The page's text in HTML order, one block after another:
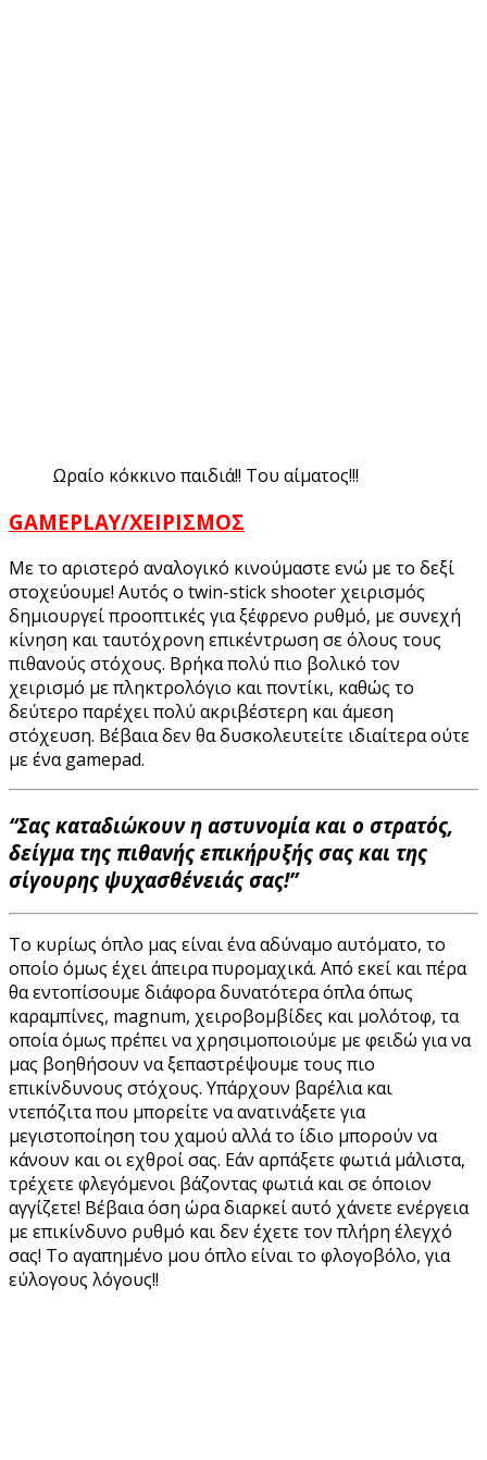
Ωραίο κόκκινο παιδιά!! Του αίματος!!!
GAMEPLAY/ΧΕΙΡΙΣΜΟΣ
Με το αριστερό αναλογικό κινούμαστε ενώ με το δεξί
στοχεύουμε! Αυτός ο twin-stick shooter χειρισμός
δημιουργεί προοπτικές για ξέφρενο ρυθμό, με συνεχή
κίνηση και ταυτόχρονη επικέντρωση σε όλους τους
πιθανούς στόχους. Βρήκα πολύ πιο βολικό τον
χειρισμό με πληκτρολόγιο και ποντίκι, καθώς το
δεύτερο παρέχει πολύ ακριβέστερη και άμεση
στόχευση. Βέβαια δεν θα δυσκολευτείτε ιδιαίτερα ούτε
με ένα gamepad.
“Σας καταδιώκουν η αστυνομία και ο στρατός,
δείγμα της πιθανής επικήρυξής σας και της
σίγουρης ψυχασθένειάς σας!”
Το κυρίως όπλο μας είναι ένα αδύναμο αυτόματο, το
οποίο όμως έχει άπειρα πυρομαχικά. Από εκεί και πέρα
θα εντοπίσουμε διάφορα δυνατότερα όπλα όπως
καραμπίνες, magnum, χειροβομβίδες και μολότοφ, τα
οποία όμως πρέπει να χρησιμοποιούμε με φειδώ για να
μας βοηθήσουν να ξεπαστρέψουμε τους πιο
επικίνδυνους στόχους. Υπάρχουν βαρέλια και
ντεπόζιτα που μπορείτε να ανατινάξετε για
μεγιστοποίηση του χαμού αλλά το ίδιο μπορούν να
κάνουν και οι εχθροί σας. Εάν αρπάξετε φωτιά μάλιστα,
τρέχετε φλεγόμενοι βάζοντας φωτιά και σε όποιον
αγγίζετε! Βέβαια όση ώρα διαρκεί αυτό χάνετε ενέργεια
με επικίνδυνο ρυθμό και δεν έχετε τον πλήρη έλεγχό
σας! Το αγαπημένο μου όπλο είναι το φλογοβόλο, για
εύλογους λόγους!!